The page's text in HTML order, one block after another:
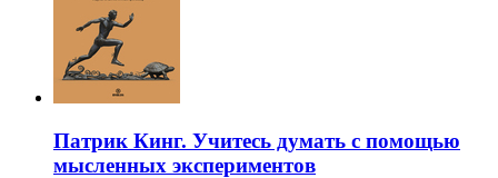
Патрик Кинг. Учитесь думать с помощью
мысленных экспериментов